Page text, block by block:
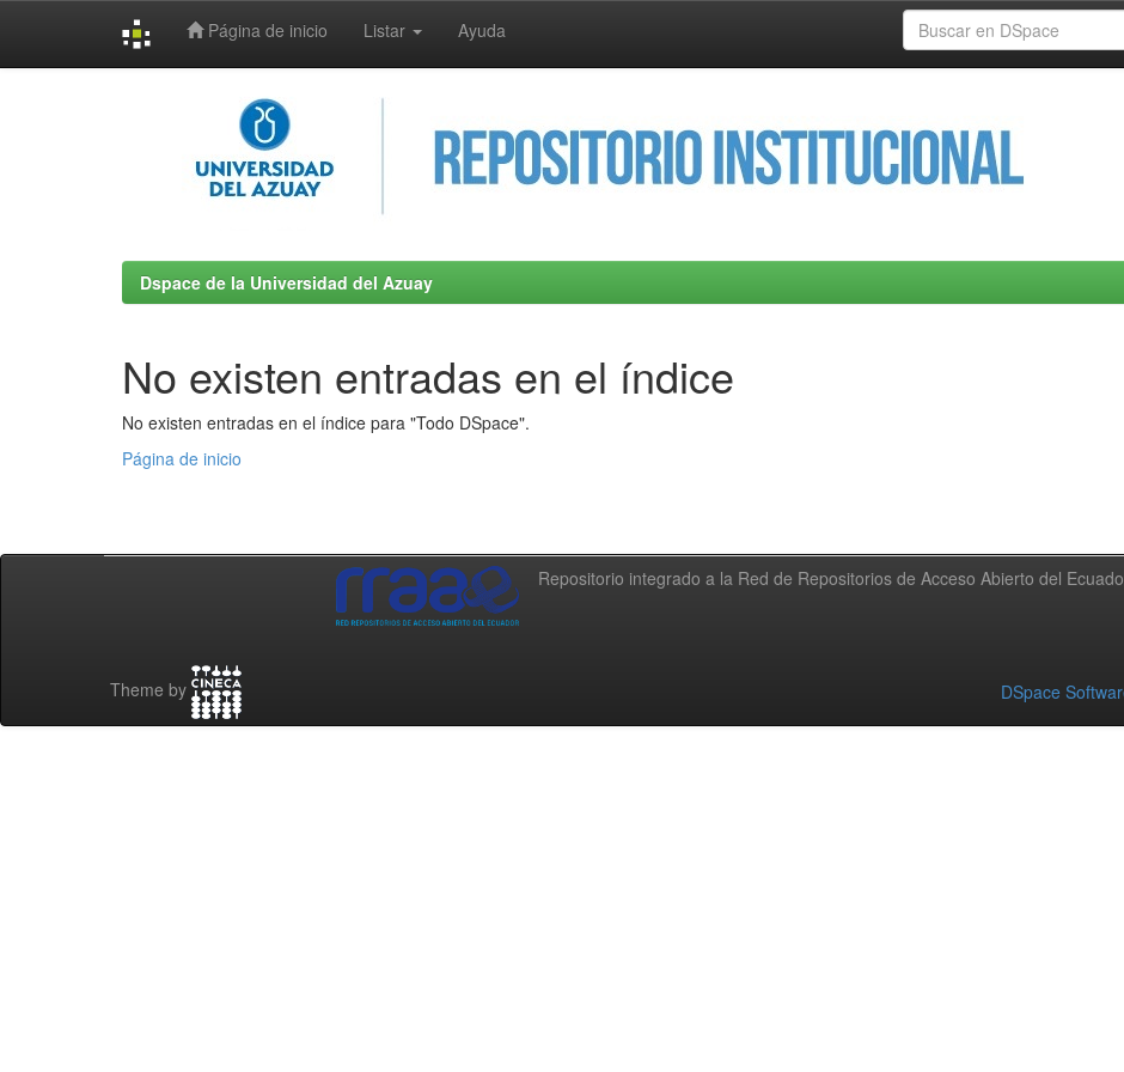
Página de inicio Listar Ayuda
Dspace de la Universidad del Azuay
No existen entradas en el índice
No existen entradas en el índice para "Todo DSpace".
Página de inicio
Repositorio integrado a la Red de Repositorios de Acceso Abierto del
Theme by DSpace